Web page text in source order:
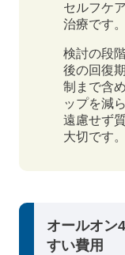
セルフケ
治療です。
検討の段
後の回復
制まで含
ップを減
遠慮せず
大切です。
オールオン
すい費用